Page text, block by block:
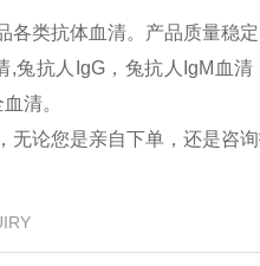
各类抗体血清。产品质量稳
兔抗人IgG，兔抗人IgM血
清。
无论您是亲自下单，还是咨